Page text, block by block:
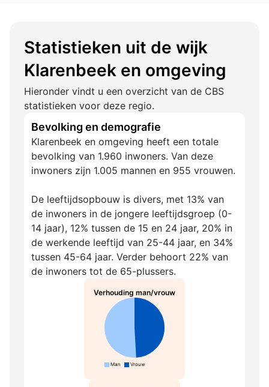
Statistieken uit de wijk
Klarenbeek en omgeving
Hieronder vindt u een overzicht van de CBS
statistieken voor deze regio.
Bevolking en demografie
Klarenbeek en omgeving heeft een totale
bevolking van 1.960 inwoners. Van deze
inwoners zijn 1.005 mannen en 955 vrouwen.
De leeftijdsopbouw is divers, met 13% van
de inwoners in de jongere leeftijdsgroep (0-
14 jaar), 12% tussen de 15 en 24 jaar, 20% in
de werkende leeftijd van 25-44 jaar, en 34%
tussen 45-64 jaar. Verder behoort 22% van
de inwoners tot de 65-plussers.
Verhouding man/vrouw
Man Vrouw